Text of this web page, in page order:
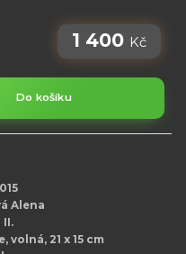
1 400 Kč
Do košíku
Alena
II.
volná, 21 x 15 cm